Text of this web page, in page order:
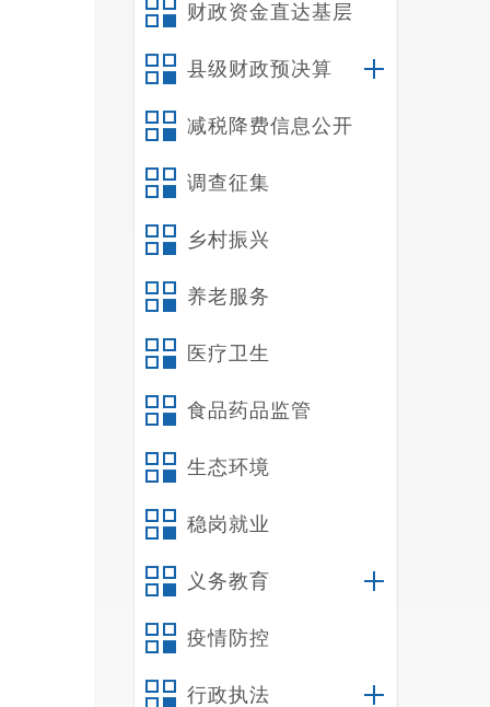
财政资金直达基层
县级财政预决算
减税降费信息公开
调查征集
乡村振兴
养老服务
医疗卫生
食品药品监管
生态环境
稳岗就业
义务教育
疫情防控
行政执法